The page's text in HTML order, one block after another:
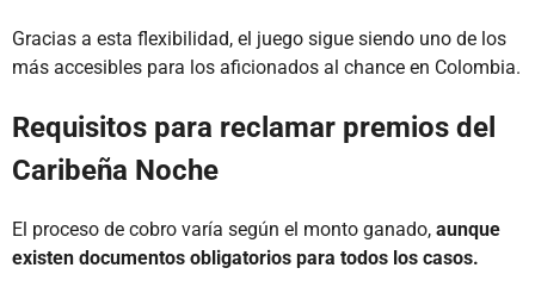
Gracias a esta flexibilidad, el juego sigue siendo uno de los
más accesibles para los aficionados al chance en Colombia.
Requisitos para reclamar premios del
Caribeña Noche
El proceso de cobro varía según el monto ganado, aunque
existen documentos obligatorios para todos los casos.